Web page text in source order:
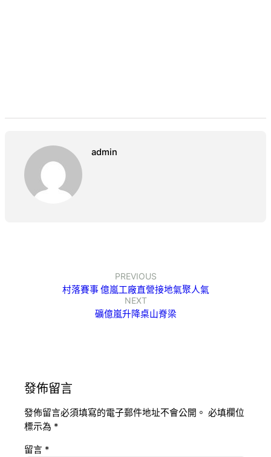
admin
PREVIOUS
村落賽事 億嵐工廠直營接地氣聚人氣
NEXT
礦億嵐升降桌山脊梁
發佈留言
發佈留言必須填寫的電子郵件地址不會公開。 必填欄位
標示為 *
留言 *